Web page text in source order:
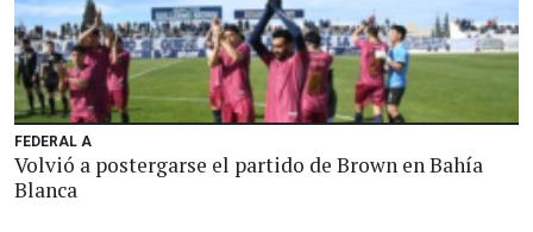
FEDERAL A
Volvió a postergarse el partido de Brown en Bahía
Blanca